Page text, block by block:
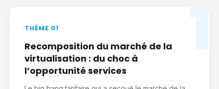
THÈME 01
Recomposition du marché de la
virtualisation : du choc à
l’opportunité services